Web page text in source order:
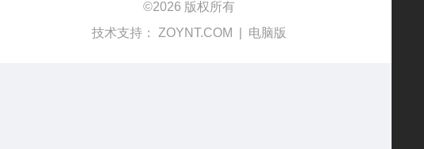
©2026 版权所有
技术支持： ZOYNT.COM 电脑版